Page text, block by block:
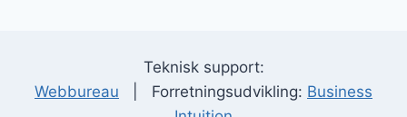
Teknisk support:
Webbureau | Forretningsudvikling: Business